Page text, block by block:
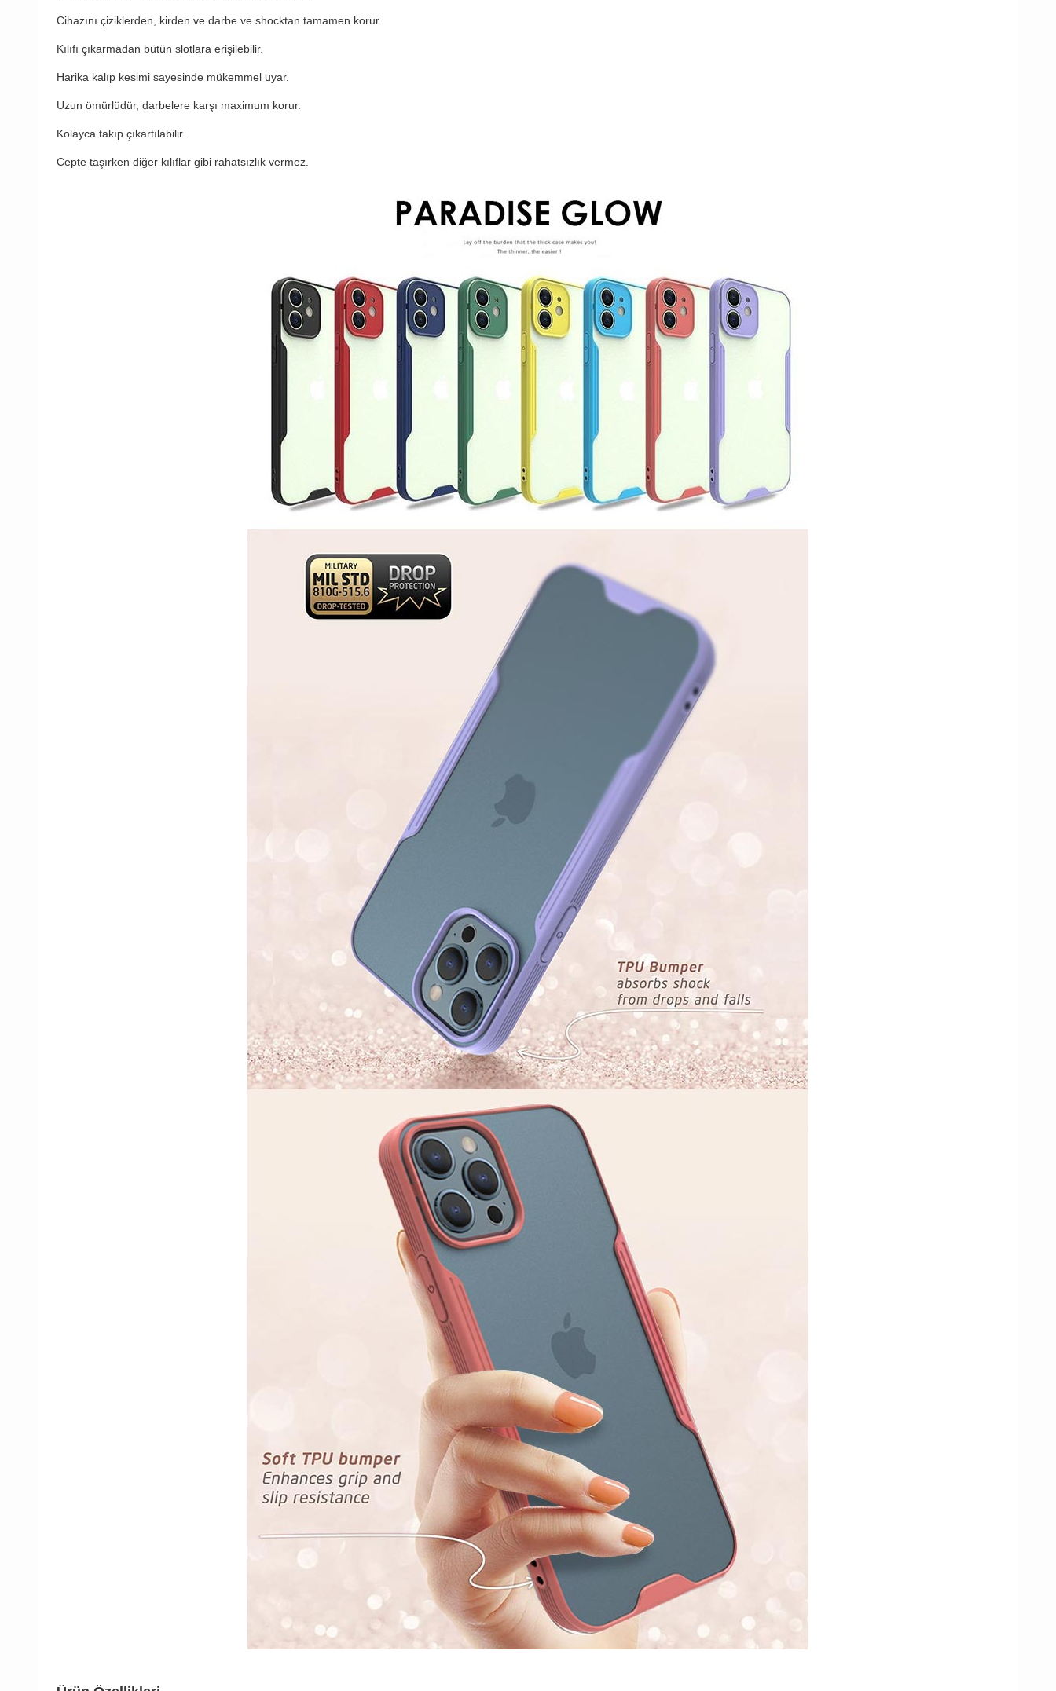
Cihazını çiziklerden, kirden ve darbe ve shocktan tamamen korur.
Kılıfı çıkarmadan bütün slotlara erişilebilir.
Harika kalıp kesimi sayesinde mükemmel uyar.
Uzun ömürlüdür, darbelere karşı maximum korur.
Kolayca takıp çıkartılabilir.
Cepte taşırken diğer kılıflar gibi rahatsızlık vermez.